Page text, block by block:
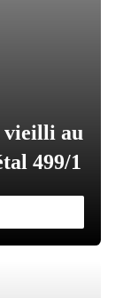
vieilli au
499/1